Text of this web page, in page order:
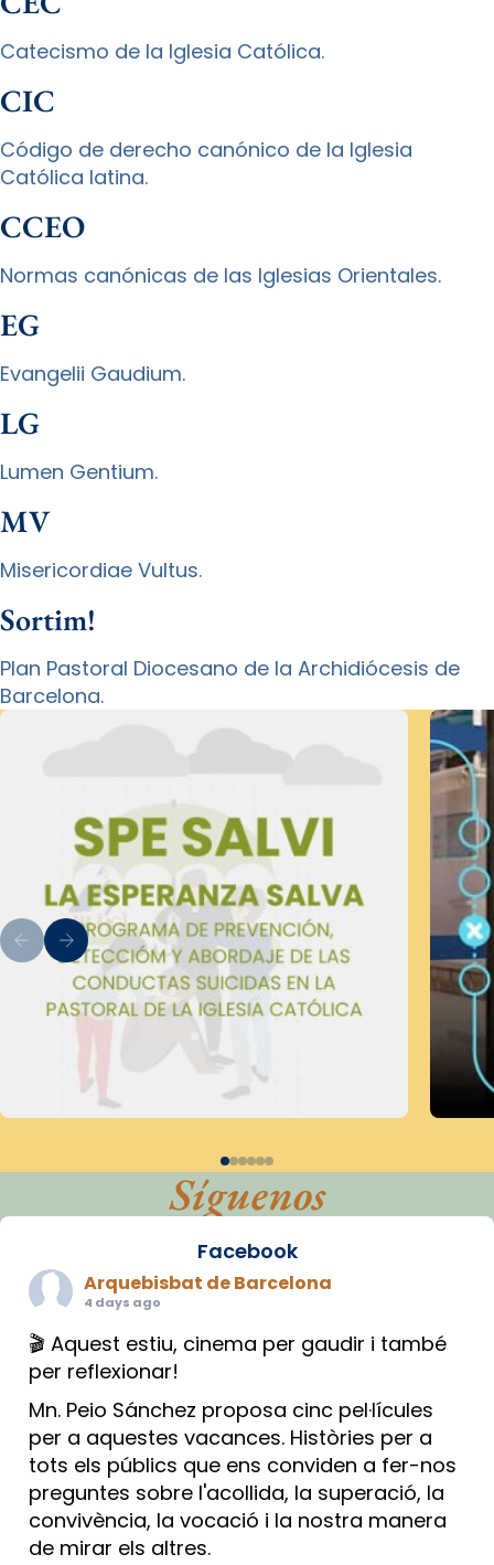
Catecismo de la Iglesia Católica.
CIC
Código de derecho canónico de la Iglesia
Católica latina.
CCEO
Normas canónicas de las Iglesias Orientales.
EG
Evangelii Gaudium.
LG
Lumen Gentium.
MV
Misericordiae Vultus.
Sortim!
Plan Pastoral Diocesano de la Archidiócesis de
Barcelona.
Síguenos
Facebook
Arquebisbat de Barcelona
4 days ago
🎬 Aquest estiu, cinema per gaudir i també
per reflexionar!
Mn. Peio Sánchez proposa cinc pel·lícules
per a aquestes vacances. Històries per a
tots els públics que ens conviden a fer-nos
preguntes sobre l'acollida, la superació, la
convivència, la vocació i la nostra manera
de mirar els altres.